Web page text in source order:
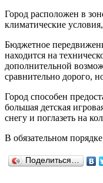
Город расположен в
климатические
Бюджетное
находится на
дополнительной
сравнительно дорого,
Город способен
большая детская
снегу и поглазеть на
В обязательном
Поделиться…